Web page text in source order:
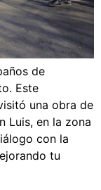
de
Este
una obra de
Luis, en la zona
con la
tu